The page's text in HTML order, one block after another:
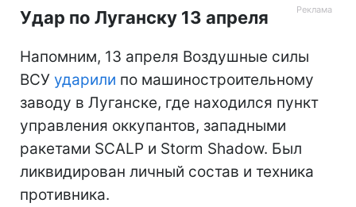
Удар по Луганску 13 апреля
Напомним, 13 апреля Воздушные силы
ВСУ ударили по машиностроительному
заводу в Луганске, где находился пункт
управления оккупантов, западными
ракетами SCALP и Storm Shadow. Был
ликвидирован личный состав и техника
противника.